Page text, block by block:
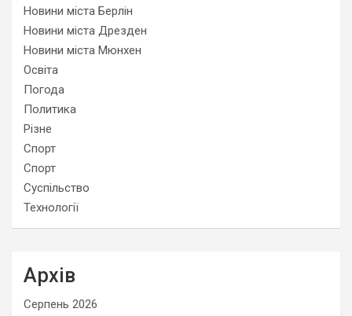
Новини міста Берлін
Новини міста Дрезден
Новини міста Мюнхен
Освіта
Погода
Политика
Різне
Спорт
Спорт
Суспільство
Технології
Архів
Серпень 2026